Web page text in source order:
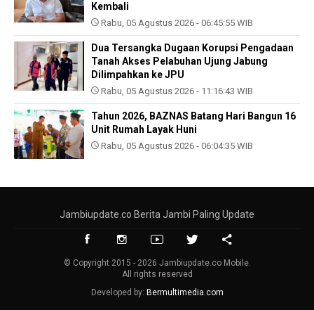
Kembali
Rabu, 05 Agustus 2026 - 06:45:55 WIB
Dua Tersangka Dugaan Korupsi Pengadaan
Tanah Akses Pelabuhan Ujung Jabung
Dilimpahkan ke JPU
Rabu, 05 Agustus 2026 - 11:16:43 WIB
Tahun 2026, BAZNAS Batang Hari Bangun 16
Unit Rumah Layak Huni
Rabu, 05 Agustus 2026 - 06:04:35 WIB
Jambiupdate.co Berita Jambi Paling Update
© Copyright 2015 - 2026 Jambiupdate.co Mobile.
All rights reserved
Developed by: Bermultimedia.com